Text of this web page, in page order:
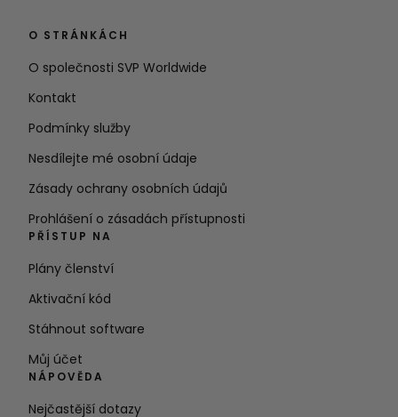
O STRÁNKÁCH
O společnosti SVP Worldwide
Kontakt
Podmínky služby
Nesdílejte mé osobní údaje
Zásady ochrany osobních údajů
Prohlášení o zásadách přístupnosti
PŘÍSTUP NA
Plány členství
Aktivační kód
Stáhnout software
Můj účet
NÁPOVĚDA
Nejčastější dotazy